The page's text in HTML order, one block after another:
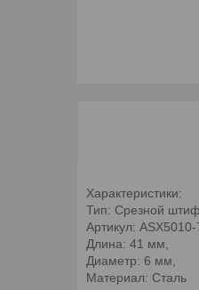
Характеристики:
Тип: Срезной
Артикул: ASX5010-
Длина: 41 мм,
Диаметр: 6 мм,
Материал: Сталь